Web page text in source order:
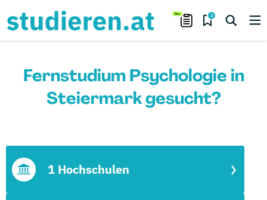
0
Fernstudium Psychologie in
Steiermark gesucht?
1 Hochschulen